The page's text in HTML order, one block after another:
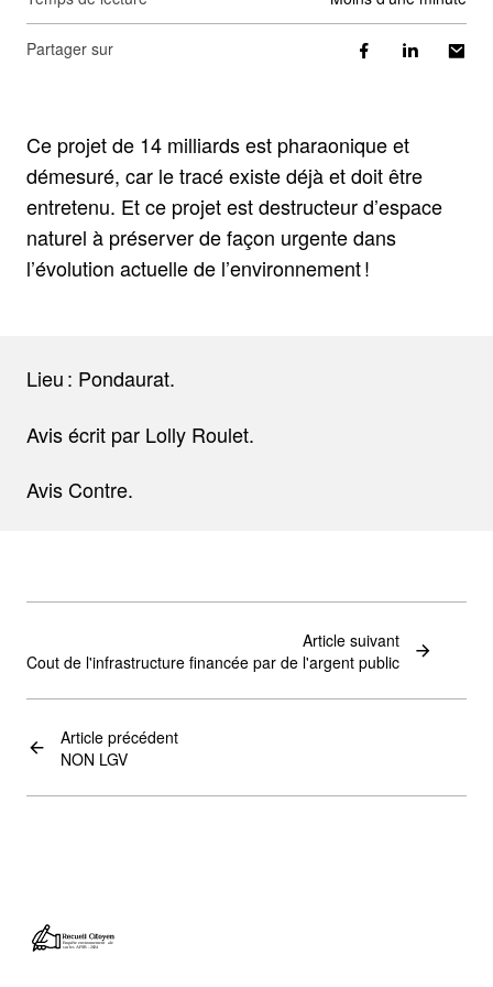
Partager sur
Ce projet de 14 milliards est pharaonique et
démesuré, car le tracé existe déjà et doit être
entretenu. Et ce projet est destructeur d’espace
naturel à préserver de façon urgente dans
l’évolution actuelle de l’environnement !
Lieu : Pondaurat.
Avis écrit par Lolly Roulet.
Avis Contre.
Article précédent
NON LGV
Article suivant
Cout de l'infrastructure financée par de l'argent public